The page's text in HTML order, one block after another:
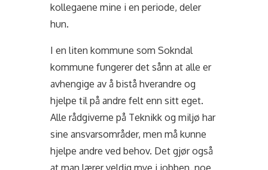
kollegaene mine i en periode, deler
hun.
I en liten kommune som Sokndal
kommune fungerer det sånn at alle er
avhengige av å bistå hverandre og
hjelpe til på andre felt enn sitt eget.
Alle rådgiverne på Teknikk og miljø har
sine ansvarsområder, men må kunne
hjelpe andre ved behov. Det gjør også
at man lærer veldig mye i jobben, noe